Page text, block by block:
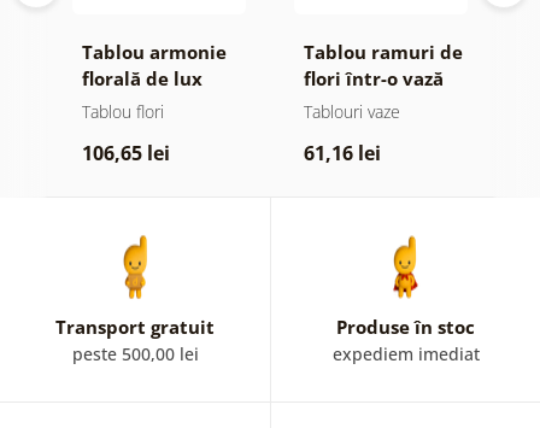
Tablou armonie
florală de lux
Tablou flori
106,65 lei
Tablou ramuri de
flori într-o vază
neagră
Tablouri vaze
61,16 lei
Transport gratuit
peste 500,00 lei
Produse în stoc
expediem imediat